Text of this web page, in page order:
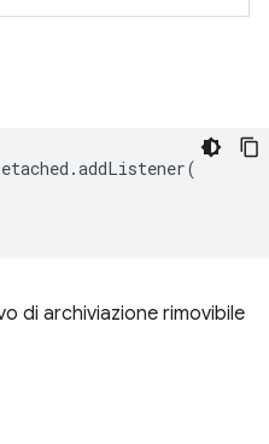
.addListener(
di archiviazione rimovibile